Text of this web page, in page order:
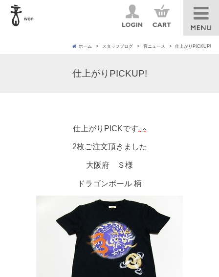
ホーム スタッフブログ 音ニュース 仕上がりPICKUP!
仕上がりPICKUP!
仕上がりPICKです
2枚ご注文頂きました
大阪府 Ｓ様
ドラゴンボール 柄